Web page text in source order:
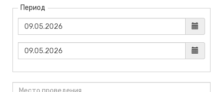
Период